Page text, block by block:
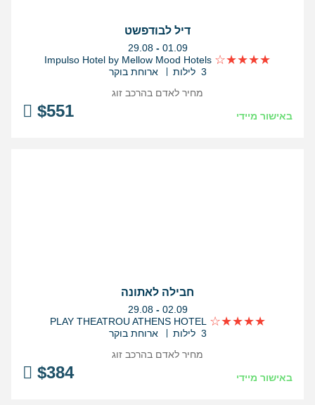
דיל לבודפשט
בין
התאריכים,
29.08 - 01.09
Impulso Hotel by Mellow Mood Hotels
3 לילות
ארוחת בוקר
באישור מיידי $551
מחיר לאדם בהרכב זוג
חבילה לאתונה
בין
התאריכים,
29.08 - 02.09
PLAY THEATROU ATHENS HOTEL
3 לילות
ארוחת בוקר
באישור מיידי $384
מחיר לאדם בהרכב זוג